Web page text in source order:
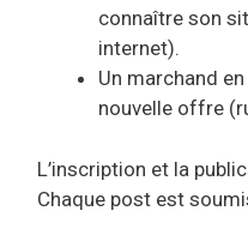
connaître son
internet).
Un marchand
nouvelle offre
L’inscription et la
Chaque post est